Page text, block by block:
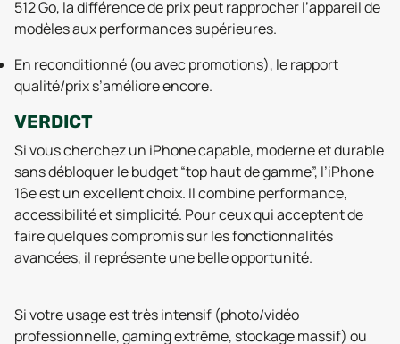
512 Go, la différence de prix peut rapprocher l’appareil de
modèles aux performances supérieures.
En reconditionné (ou avec promotions), le rapport
qualité/prix s’améliore encore.
VERDICT
Si vous cherchez un iPhone capable, moderne et durable
sans débloquer le budget “top haut de gamme”, l’iPhone
16e est un excellent choix. Il combine performance,
accessibilité et simplicité. Pour ceux qui acceptent de
faire quelques compromis sur les fonctionnalités
avancées, il représente une belle opportunité.
Si votre usage est très intensif (photo/vidéo
professionnelle, gaming extrême, stockage massif) ou